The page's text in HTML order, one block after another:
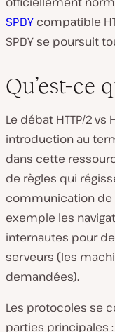
SPDY compatible
SPDY se poursuit
Qu’est-ce
Le débat HTTP/2 vs
introduction au
dans cette
de règles qui
communication de
exemple les
internautes pour
serveurs (les
demandées).
Les protocoles se
parties principales